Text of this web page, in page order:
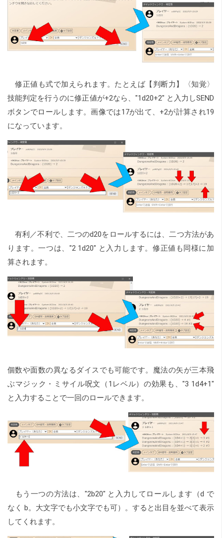
修正値も式で加えられます。たとえば【判断力】〈知覚〉
技能判定を行うのに修正値が+2なら、"1d20+2" と入力しSEND
ボタンでロールします。画像では17が出て、+2が計算され19
になっています。
有利／不利で、二つのd20をロールするには、二つ方法があ
ります。一つは、"2 1d20" と入力します。修正値も同様に加
算されます。
個数や面数の異なるダイスでも可能です。魔法の矢が三本飛
ぶマジック・ミサイル呪文（1レベル）の効果も、"3 1d4+1"
と入力することで一回のロールできます。
もう一つの方法は、"2b20" と入力してロールします（d で
なく b。大文字でも小文字でも可）。すると出目を並べて表示
してくれます。